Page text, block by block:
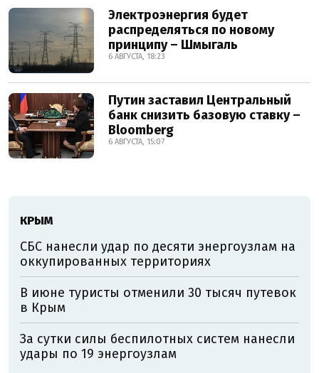
Электроэнергия будет
распределяться по новому
принципу – Шмыгаль
6 АВГУСТА, 18:23
Путин заставил Центральный
банк снизить базовую ставку –
Bloomberg
6 АВГУСТА, 15:07
КРЫМ
СБС нанесли удар по десяти энергоузлам на
оккупированных территориях
В июне туристы отменили 30 тысяч путевок
в Крым
За сутки силы беспилотных систем нанесли
удары по 19 энергоузлам